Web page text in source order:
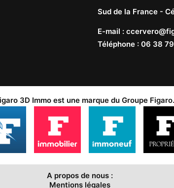
Sud de la France -
E-mail :
Téléphone : 06 38
3D Immo est une marque du Groupe Figaro.
A propos de nous :
Mentions légales